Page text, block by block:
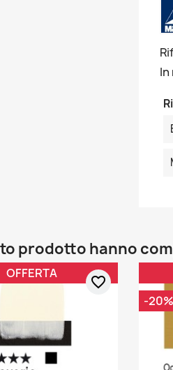
prodotto hanno
OFFERTA
favorite_border
-20%